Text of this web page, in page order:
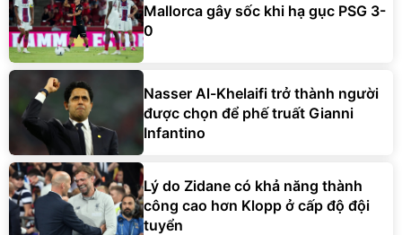
Mallorca gây sốc khi hạ gục PSG 3-
0
Nasser Al-Khelaifi trở thành người
được chọn để phế truất Gianni
Infantino
Lý do Zidane có khả năng thành
công cao hơn Klopp ở cấp độ đội
tuyển